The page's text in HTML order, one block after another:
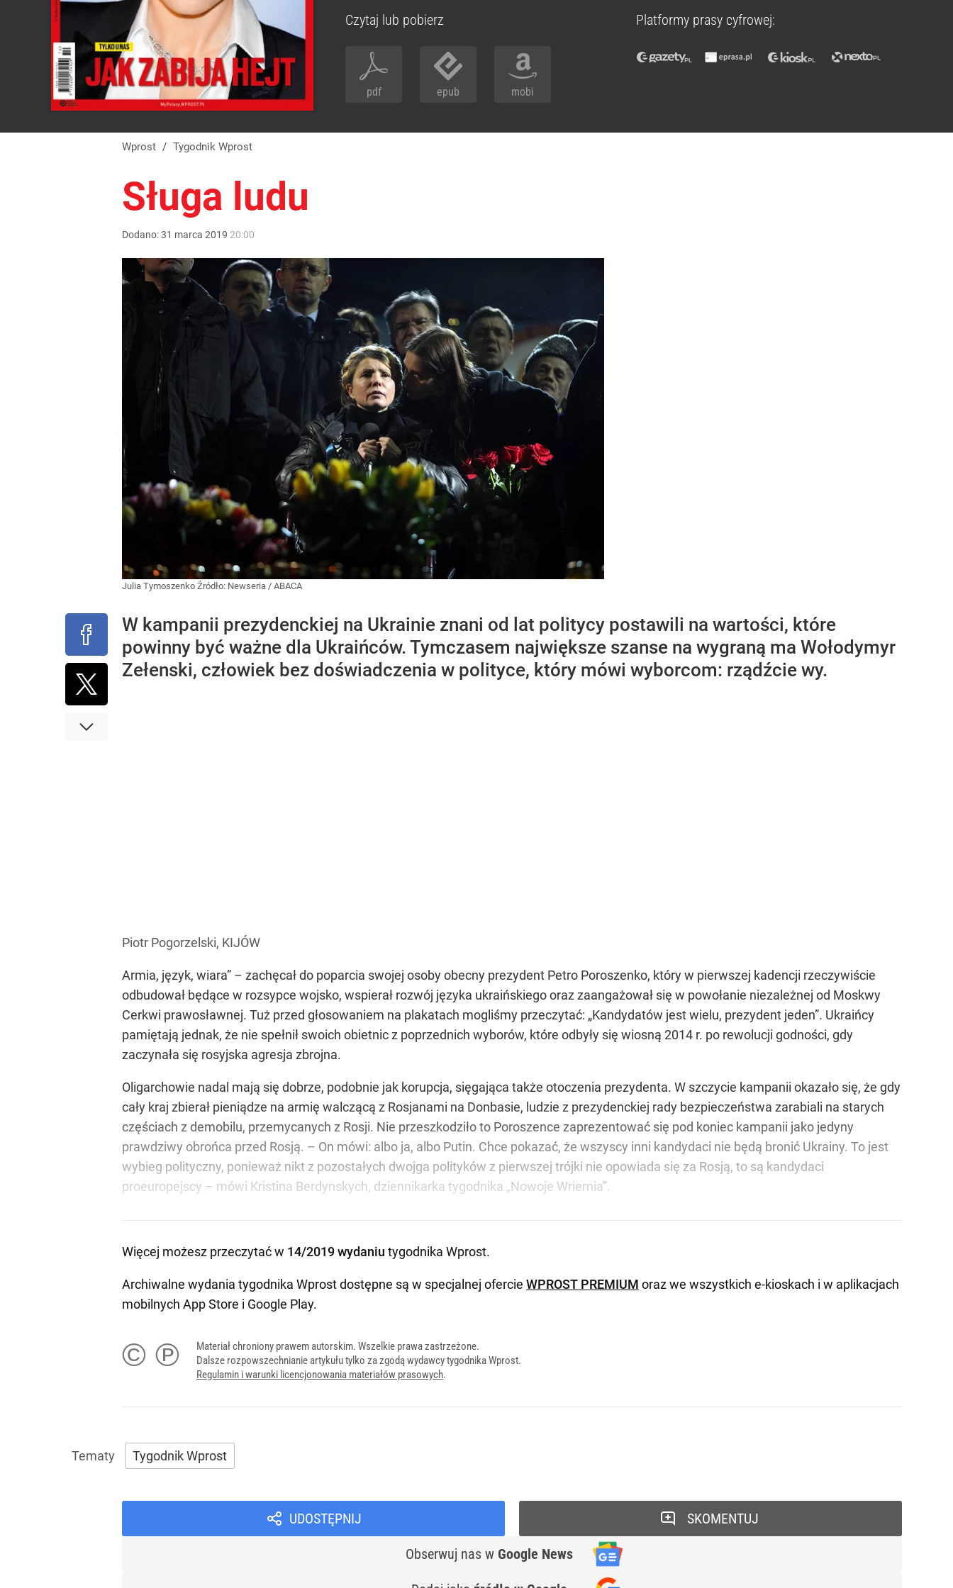
Czytaj lub pobierz
pdf epub mobi
Platformy prasy cyfrowej:
Wprost / Tygodnik Wprost
Sługa ludu
Dodano:31 marca 2019 20:00
Julia Tymoszenko Źródło: Newseria / ABACA
W kampanii prezydenckiej na Ukrainie znani od lat politycy postawili na wartości, które
powinny być ważne dla Ukraińców. Tymczasem największe szanse na wygraną ma Wołodymyr
Zełenski, człowiek bez doświadczenia w polityce, który mówi wyborcom: rządźcie wy.
Piotr Pogorzelski, KIJÓW
Armia, język, wiara” – zachęcał do poparcia swojej osoby obecny prezydent Petro Poroszenko, który w pierwszej kadencji rzeczywiście
odbudował będące w rozsypce wojsko, wspierał rozwój języka ukraińskiego oraz zaangażował się w powołanie niezależnej od Moskwy
Cerkwi prawosławnej. Tuż przed głosowaniem na plakatach mogliśmy przeczytać: „Kandydatów jest wielu, prezydent jeden”. Ukraińcy
pamiętają jednak, że nie spełnił swoich obietnic z poprzednich wyborów, które odbyły się wiosną 2014 r. po rewolucji godności, gdy
zaczynała się rosyjska agresja zbrojna.
Oligarchowie nadal mają się dobrze, podobnie jak korupcja, sięgająca także otoczenia prezydenta. W szczycie kampanii okazało się, że gdy
cały kraj zbierał pieniądze na armię walczącą z Rosjanami na Donbasie, ludzie z prezydenckiej rady bezpieczeństwa zarabiali na starych
częściach z demobilu, przemycanych z Rosji. Nie przeszkodziło to Poroszence zaprezentować się pod koniec kampanii jako jedyny
prawdziwy obrońca przed Rosją. – On mówi: albo ja, albo Putin. Chce pokazać, że wszyscy inni kandydaci nie będą bronić Ukrainy. To jest
wybieg polityczny, ponieważ nikt z pozostałych dwojga polityków z pierwszej trójki nie opowiada się za Rosją, to są kandydaci
proeuropejscy – mówi Kristina Berdynskych, dziennikarka tygodnika „Nowoje Wriemia”.
Więcej możesz przeczytać w 14/2019 wydaniu tygodnika Wprost.
Archiwalne wydania tygodnika Wprost dostępne są w specjalnej ofercie WPROST PREMIUM oraz we wszystkich e-kioskach i w aplikacjach
mobilnych App Store i Google Play.
© ℗
Materiał chroniony prawem autorskim. Wszelkie prawa zastrzeżone.
Dalsze rozpowszechnianie artykułu tylko za zgodą wydawcy tygodnika Wprost.
Regulamin i warunki licencjonowania materiałów prasowych.
Tygodnik Wprost
UDOSTĘPNIJ
Obserwuj nas w Google News
SKOMENTUJ